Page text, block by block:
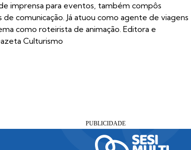
imprensa para eventos, também compôs
comunicação. Já atuou como agente de viagens
como roteirista de animação. Editora e
Culturismo